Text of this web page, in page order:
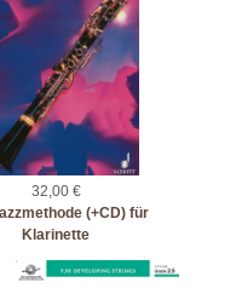
32,00 €
(+CD) für
Klarinette